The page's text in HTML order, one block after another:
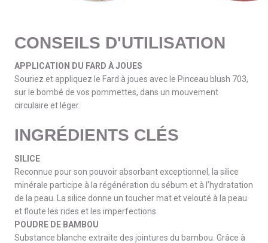
CONSEILS D'UTILISATION
APPLICATION DU FARD À JOUES
Souriez et appliquez le Fard à joues avec le Pinceau blush 703,
sur le bombé de vos pommettes, dans un mouvement
circulaire et léger.
INGRÉDIENTS CLÉS
SILICE
Reconnue pour son pouvoir absorbant exceptionnel, la silice
minérale participe à la régénération du sébum et à l’hydratation
de la peau. La silice donne un toucher mat et velouté à la peau
et floute les rides et les imperfections.
POUDRE DE BAMBOU
Substance blanche extraite des jointures du bambou. Grâce à